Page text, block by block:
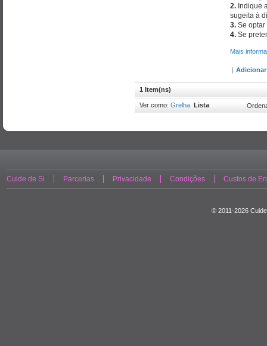
2. Indique
sugeita à
3. Se
4. Se
Mais
| Adicionar
1 Item(ns)
Ver como: Grelha Lista
Cuide de Si Parcerias Privacidade Condições Custos de
© 2011-2026